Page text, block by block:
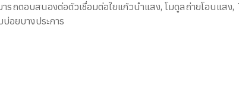
ตอบสนองต่อตัวเชื่อมต่อใยแก้วนำแสง, โมดูลถ่ายโอนแสง,
อยบางประการ